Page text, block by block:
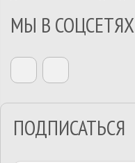
МЫ В СОЦСЕТЯХ
ПОДПИСАТЬСЯ